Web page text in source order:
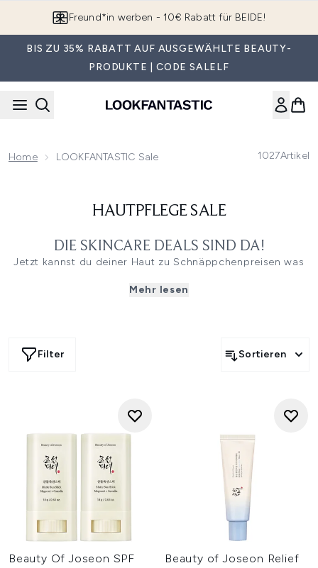
Freund*in werben - 10€ Rabatt für BEIDE!
BIS ZU 35% RABATT AUF AUSGEWÄHLTE BEAUTY-
PRODUKTE | CODE SALELF
Home LOOKFANTASTIC Sale 1027Artikel
HAUTPFLEGE SALE
DIE SKINCARE DEALS SIND DA!
Jetzt kannst du deiner Haut zu Schnäppchenpreisen was
investieren, aber nun erst recht. Teste dich durch die
Hyaluronsäure eignen sich besonders gut für trockene
Haut, aber natürlich ist auch für alle anderen Hauttypen
Mehr lesen
Filter Sortieren
Beauty Of Joseon SPF
Beauty of Joseon Relief